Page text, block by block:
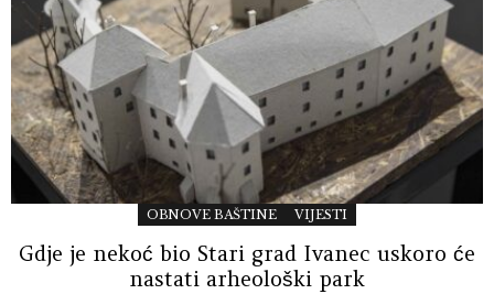
OBNOVE BAŠTINE VIJESTI
Gdje je nekoć bio Stari grad Ivanec uskoro će
nastati arheološki park